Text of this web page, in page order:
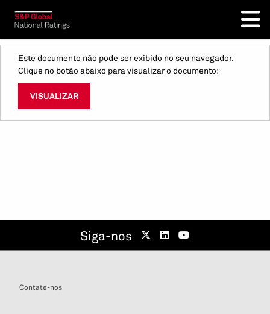
Este documento não pode ser exibido no seu navegador.
Clique no botão abaixo para visualizar o documento:
VISUALIZAR
Siga-nos
Contate-nos